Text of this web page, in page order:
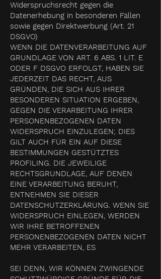
Widerspruchsrecht gegen die
Datenerhebung in besonderen Fällen
sowie gegen Direktwerbung (Art. 21
DSGVO)
WENN DIE DATENVERARBEITUNG AUF
GRUNDLAGE VON ART. 6 ABS. 1 LIT. E
ODER F DSGVO ERFOLGT, HABEN SIE
JEDERZEIT DAS RECHT, AUS
GRÜNDEN, DIE SICH AUS IHRER
BESONDEREN SITUATION ERGEBEN,
GEGEN DIE VERARBEITUNG IHRER
PERSONENBEZOGENEN DATEN
WIDERSPRUCH EINZULEGEN; DIES
GILT AUCH FÜR EIN AUF DIESE
BESTIMMUNGEN GESTÜTZTES
PROFILING. DIE JEWEILIGE
RECHTSGRUNDLAGE, AUF DENEN
EINE VERARBEITUNG BERUHT,
ENTNEHMEN SIE DIESER
DATENSCHUTZERKLÄRUNG. WENN SIE
WIDERSPRUCH EINLEGEN, WERDEN
WIR IHRE BETROFFENEN
PERSONENBEZOGENEN DATEN NICHT
MEHR VERARBEITEN, ES
SEI DENN, WIR KÖNNEN ZWINGENDE